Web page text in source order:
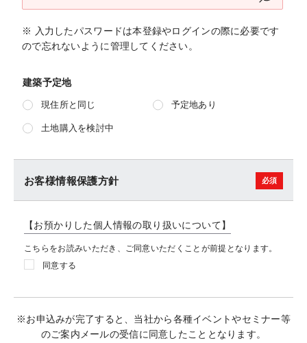
※ 入力したパスワードは本登録やログインの際に必要です
ので忘れないように管理してください。
建築予定地
現住所と同じ 予定地あり
土地購入を検討中
お客様情報保護方針
【お預かりした個人情報の取り扱いについて】
こちらをお読みいただき、ご同意いただくことが前提となります。
同意する
※お申込みが完了すると、当社から各種イベントやセミナー等
のご案内メールの受信に同意したこととなります。